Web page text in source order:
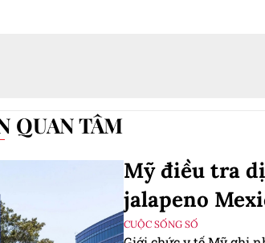
QUAN TÂM
Mỹ điều tra
jalapeno
CUỘC SỐNG SỐ